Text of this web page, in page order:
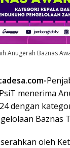
Anugerah Baznas
menerima
dengan
Baznas
oleh